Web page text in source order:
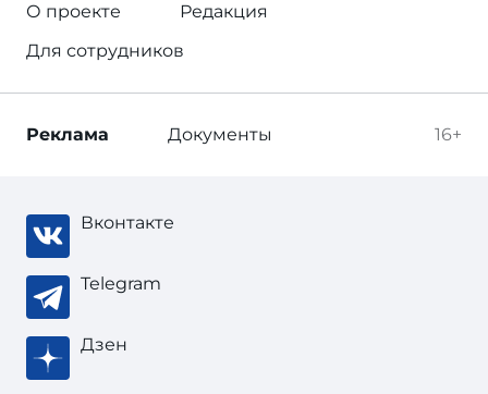
О проекте
Редакция
Для сотрудников
16+
Реклама Документы
Вконтакте
Telegram
Дзен